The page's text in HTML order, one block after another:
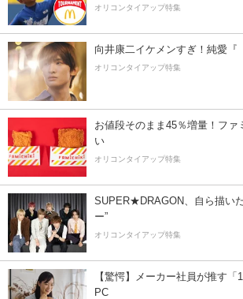
オリコンタイアップ特集
向井康二イケメンすぎ！純愛『
オリコンタイアップ特集
お値段そのまま45％増量！ファ
い
オリコンタイアップ特集
SUPER★DRAGON、自ら描い
ー”
オリコンタイアップ特集
【驚愕】メーカー社員が推す
PC